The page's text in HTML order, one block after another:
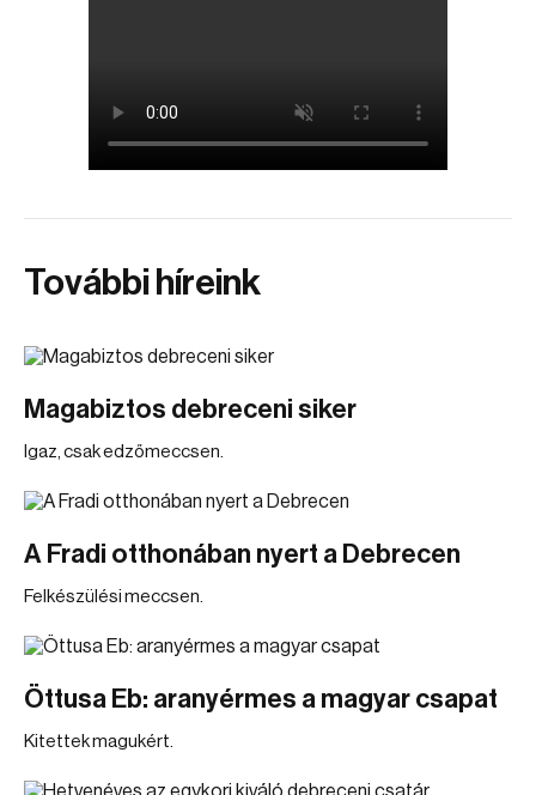
További híreink
Magabiztos debreceni siker
Igaz, csak edzőmeccsen.
A Fradi otthonában nyert a Debrecen
Felkészülési meccsen.
Öttusa Eb: aranyérmes a magyar csapat
Kitettek magukért.